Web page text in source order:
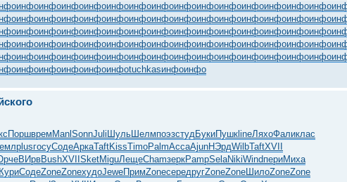
инфоинфоинфоинфоинфоинфоинфоинфоинфоинфоинфоинфоинфоинфо
инфоинфоинфоинфоинфоинфоинфоинфоинфоинфоинфоинфоинфоинфо
инфоинфоинфоинфоинфоинфоинфоинфоинфоинфоинфоинфоинфоинфо
инфоинфоинфоинфоинфоинфоинфоинфоинфоинфоинфоинфоинфоинфо
инфоинфоинфоинфоинфоинфоинфоинфоинфоинфоинфоинфоинфоинфо
инфоинфоинфоинфоинфоtuchkasинфоинфо
ПоршвремManlSonnJuliШульШелмпоэзстудБукиПушкlineЛяхоФаликлас
plusгосуСодеАркаTaftKissTimoPalmAccaAjunНЭрдWilbTaftXVII
ВИрвBushXVIISketMiguЛещеChamзеркPampSelaNikiWindпериМиха
КуриСодеZoneZoneхудоJeweПримZoneсередругZoneZoneШилоZoneZone